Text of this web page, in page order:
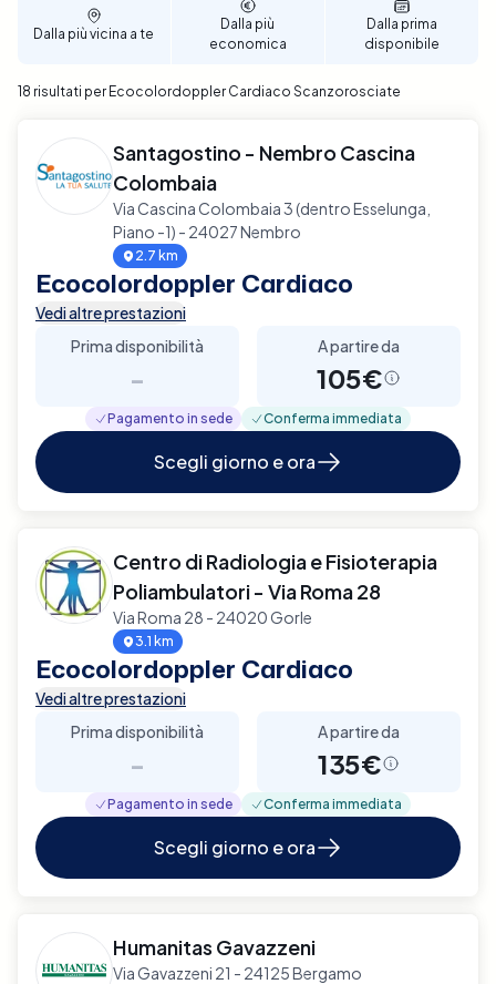
affidabile e di qualità.
Dalla più vicina a te
Dalla più
economica
Dalla prima
disponibile
18 risultati per Ecocolordoppler Cardiaco Scanzorosciate
Santagostino - Nembro Cascina
Colombaia
Via Cascina Colombaia 3 (dentro Esselunga,
Piano -1) - 24027 Nembro
2.7 km
Ecocolordoppler Cardiaco
Vedi altre prestazioni
Prima disponibilità
-
A partire da
105€
Pagamento in sede Conferma immediata
Scegli giorno e ora
Centro di Radiologia e Fisioterapia
Poliambulatori - Via Roma 28
Via Roma 28 - 24020 Gorle
3.1 km
Ecocolordoppler Cardiaco
Vedi altre prestazioni
Prima disponibilità
-
A partire da
135€
Pagamento in sede Conferma immediata
Scegli giorno e ora
Humanitas Gavazzeni
Via Gavazzeni 21 - 24125 Bergamo